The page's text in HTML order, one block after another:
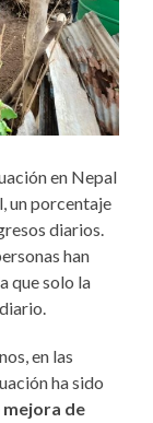
en Nepal
un porcentaje
diarios.
han
que solo la
en las
ha sido
de